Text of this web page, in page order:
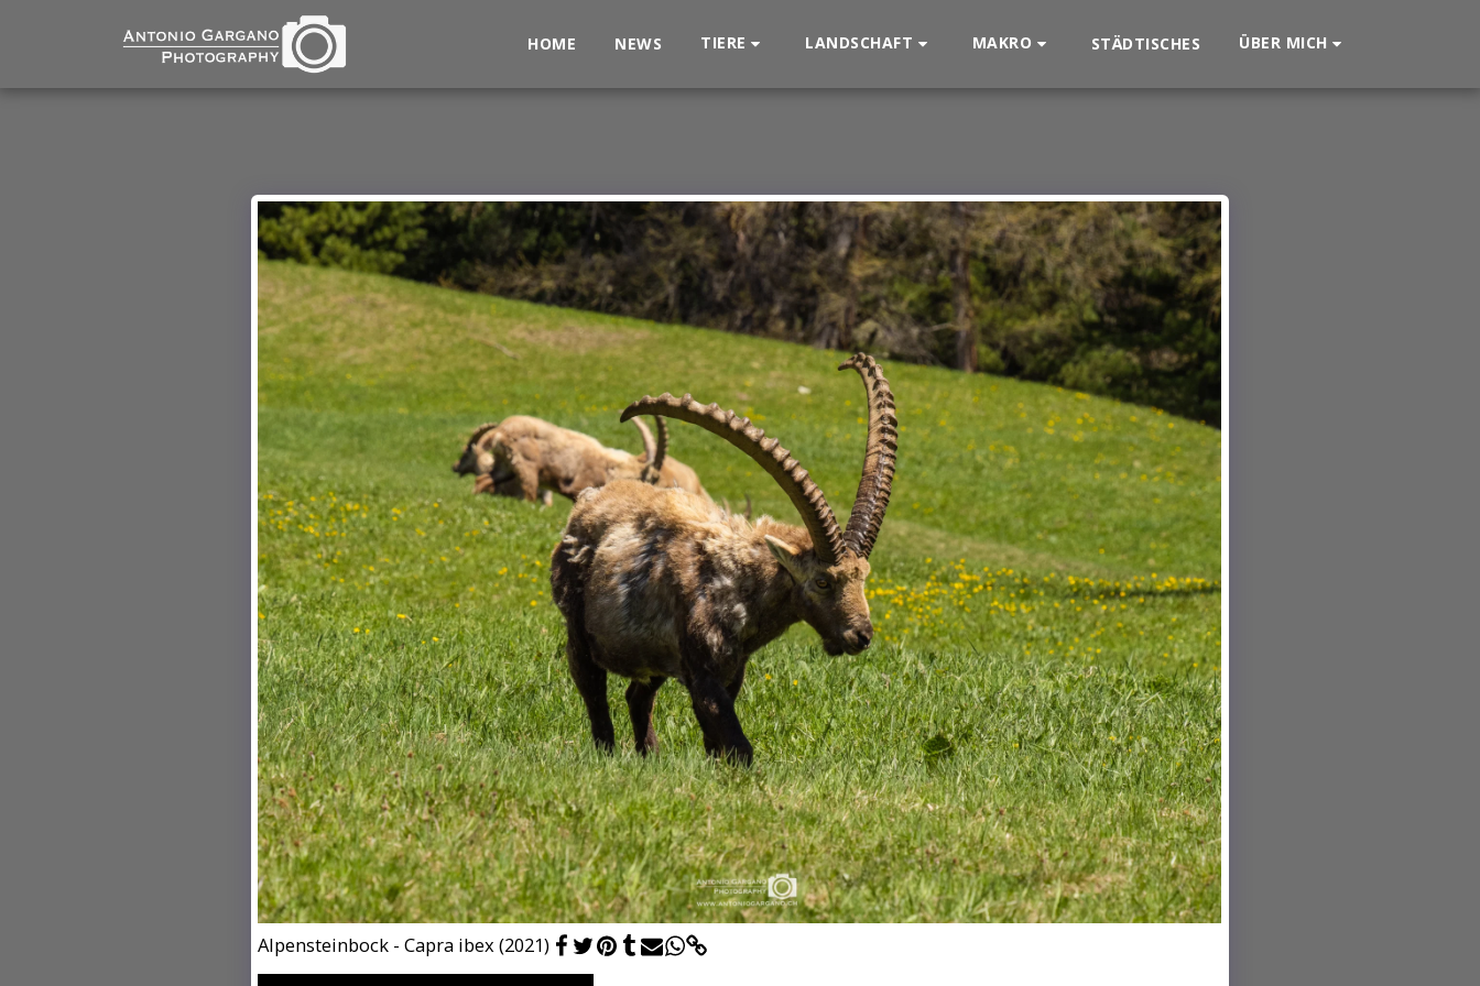
HOME NEWS TIERE LANDSCHAFT MAKRO STÄDTISCHES ÜBER MICH
Alpensteinbock - Capra ibex (2021)